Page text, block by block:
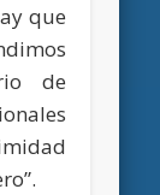
que
de